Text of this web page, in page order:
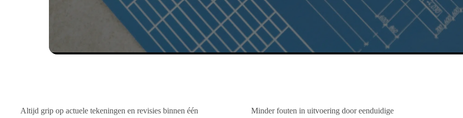
Altijd grip op actuele tekeningen en revisies binnen één
Minder fouten in uitvoering door eenduidige